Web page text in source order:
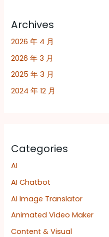
Archives
2026 年 4 月
2026 年 3 月
2025 年 3 月
2024 年 12 月
Categories
AI
AI Chatbot
AI Image Translator
Animated Video Maker
Content & Visual